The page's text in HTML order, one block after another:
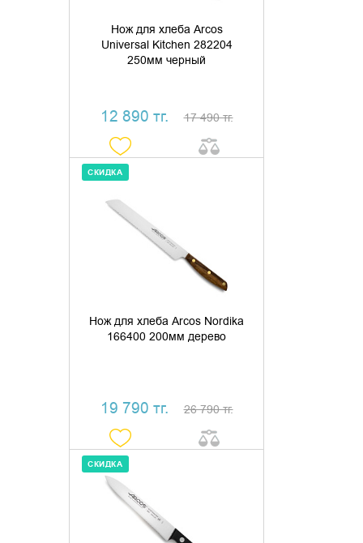
Нож для хлеба Arcos
Universal Kitchen 282204
250мм черный
12 890 тг. 17 490 тг.
Нож для хлеба Arcos Nordika
166400 200мм дерево
19 790 тг. 26 790 тг.
СКИДКА
ДОБАВИТЬ В КОРЗИНУ
КУПИТЬ В 1 КЛИК
СКИДКА
ДОБАВИТЬ В КОРЗИНУ
КУПИТЬ В 1 КЛИК